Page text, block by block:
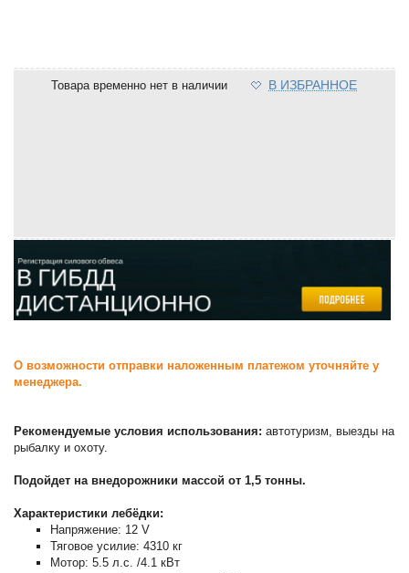
Товара временно нет в наличии В ИЗБРАННОЕ
О возможности отправки наложенным платежом уточняйте у
менеджера.
Рекомендуемые условия использования:автотуризм, выезды на
рыбалку и охоту.
Подойдет на внедорожники массой от 1,5 тонны.
Характеристики лебёдки:
Напряжение: 12 V
Тяговое усилие: 4310 кг
Мотор: 5.5 л.с. /4.1 кВт